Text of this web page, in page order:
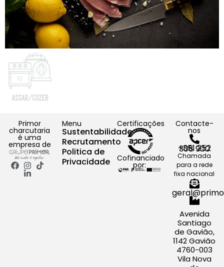
Primor
charcutaria
é uma
empresa de
Menu
Sustentabilidade
Recrutamento
Politica de
Privacidade
Certificações
Cofinanciado
por:
Contacte-
nos
+351 252 308 900
Chamada
para a rede
fixa nacional
Avenida
Santiago
de Gavião,
1142 Gavião
4760-003
Vila Nova